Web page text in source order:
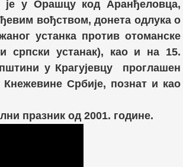
је у Орашцу код Аранђеловца,
вођством, донета одлука о
устанка против отоманске
српски устанак), као и на 15.
у Крагујевцу
проглашен
Србије, познат и као
празник од 2001. године.